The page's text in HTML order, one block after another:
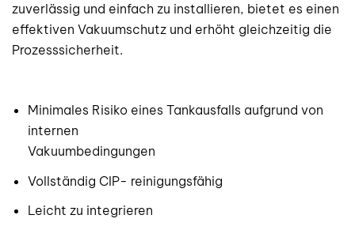
zuverlässig und einfach zu installieren, bietet es einen
effektiven Vakuumschutz und erhöht gleichzeitig die
Prozesssicherheit.
Minimales Risiko eines Tankausfalls aufgrund von
internen
Vakuumbedingungen
Vollständig CIP- reinigungsfähig
Leicht zu integrieren